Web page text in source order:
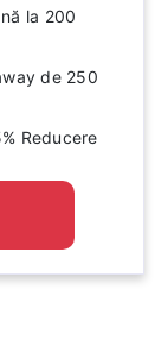
la 200
de 250
Reducere